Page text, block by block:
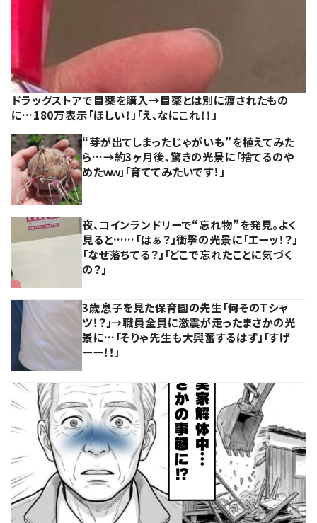
ドラッグストアで目薬を購入→目薬とは別に渡されたもの
に…180万表示「ほしい！」「え、なにこれ！！」
“芽が出てしまったじゃがいも”を植えてみた
ら…→約3ヶ月後、驚きの光景に「捨てるのや
めたｗｗ」「育ててみたいです！」
夜、コインランドリーで“忘れ物”を発見。よく
見ると……「はぁ？」衝撃の光景に「エーッ！？」
「なぜ落ちてる？」「どこで忘れたことに気づく
の？」
3歳息子を見た保育園の先生「何そのTシャ
ツ！？」→職員全員に激震が走ったまさかの光
景に…「そりゃ先生も大興奮するはず」「すげ
ーー！！」